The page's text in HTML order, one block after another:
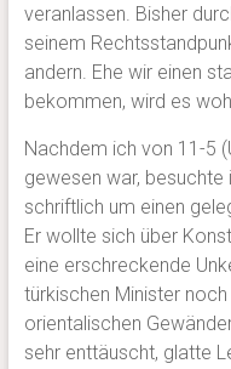
veranlassen. Bisher
seinem
andern. Ehe wir einen
bekommen, wird es
Nachdem ich von 11-5
gewesen war, besuchte
schriftlich um einen
Er wollte sich über
eine erschreckende
türkischen Minister
orientalischen
sehr enttäuscht, glatte